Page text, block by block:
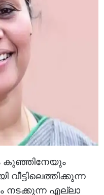
കുഞ്ഞിനേയും
നടക്കുന്ന എല്ലാ